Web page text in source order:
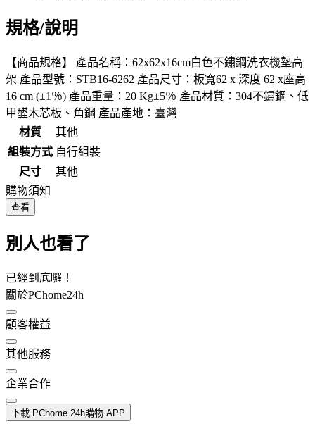
規格/說明
【商品規格】 產品名稱：62x62x16cm白色不鏽鋼洗衣機墊高
架 產品型號：STB16-6262 產品尺寸：板寬62 x 深度 62 x座高
16 cm (±1％) 產品重量：20 Kg±5％ 產品材質：304不鏽鋼、低
甲醛木芯板、角鋼 產品產地：臺灣
材質
其他
組裝方式 自行組裝
尺寸
其他
購物須知
查看
別人也看了
已經到底囉！
關於PChome24h
顧客權益
其他服務
企業合作
下載 PChome 24h購物 APP